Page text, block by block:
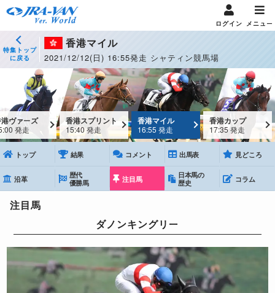
ログイン メニュー
特集トップ
に戻る
香港マイル
2021/12/12(日) 16:55発走 シャティン競馬場
ヴァーズ
発走
香港スプリント
15:40 発走
香港マイル
16:55 発走
香港カップ
17:35 発走
トップ 結果 コメント 出馬表 見どころ
沿革
歴代
優勝馬
注目馬
日本馬の
歴史
コラム
注目馬
ダノンキングリー